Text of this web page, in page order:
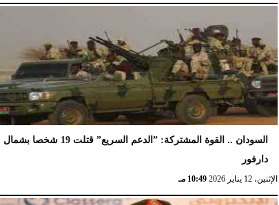
السودان .. القوة المشتركة: ”الدعم السريع” قتلت 19 شخصا بشمال
دارفور
الإثنين، 12 يناير 2026 10:49 مـ